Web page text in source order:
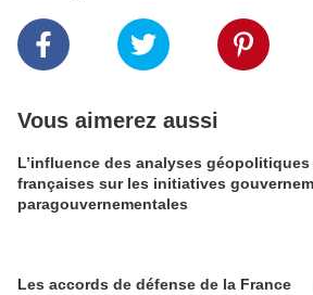
Vous aimerez aussi
L’influence des analyses
françaises sur les initiatives
paragouvernementales
Les accords de défense de la France